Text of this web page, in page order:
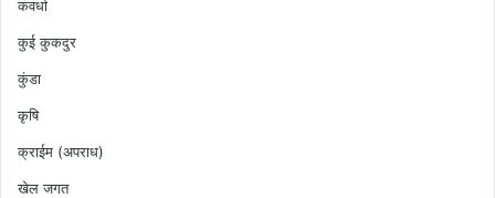
कवर्धा
कुई कुकदुर
कुंडा
कृषि
क्राईम (अपराध)
खेल जगत